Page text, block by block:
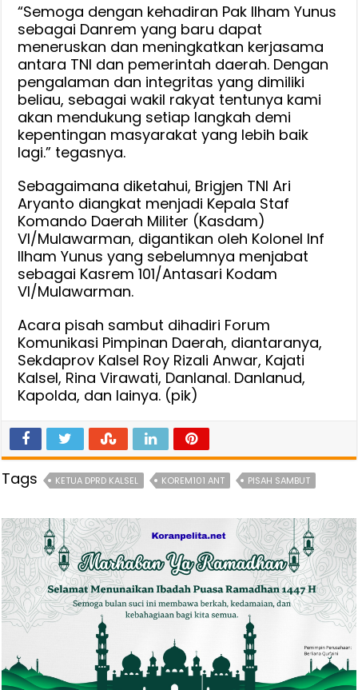
“Semoga dengan kehadiran Pak Ilham Yunus
sebagai Danrem yang baru dapat
meneruskan dan meningkatkan kerjasama
antara TNI dan pemerintah daerah. Dengan
pengalaman dan integritas yang dimiliki
beliau, sebagai wakil rakyat tentunya kami
akan mendukung setiap langkah demi
kepentingan masyarakat yang lebih baik
lagi.” tegasnya.
Sebagaimana diketahui, Brigjen TNI Ari
Aryanto diangkat menjadi Kepala Staf
Komando Daerah Militer (Kasdam)
VI/Mulawarman, digantikan oleh Kolonel Inf
Ilham Yunus yang sebelumnya menjabat
sebagai Kasrem 101/Antasari Kodam
VI/Mulawarman.
Acara pisah sambut dihadiri Forum
Komunikasi Pimpinan Daerah, diantaranya,
Sekdaprov Kalsel Roy Rizali Anwar, Kajati
Kalsel, Rina Virawati, Danlanal. Danlanud,
Kapolda, dan lainya. (pik)
Tags KETUA DPRD KALSEL KOREM101 ANT PISAH SAMBUT